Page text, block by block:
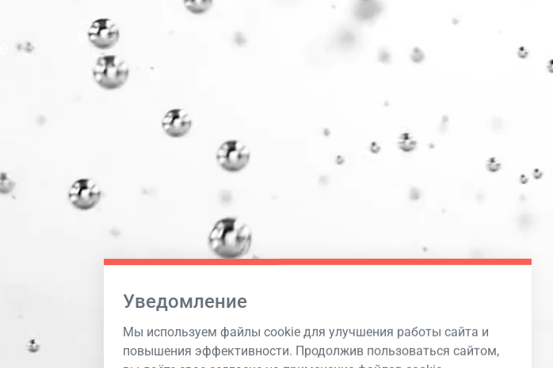
Уведомление
Мы используем файлы cookie для улучшения работы сайта и
повышения эффективности. Продолжив пользоваться сайтом,